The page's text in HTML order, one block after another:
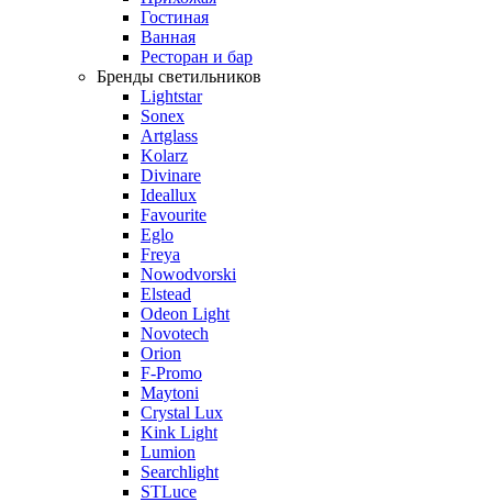
Гостиная
Ванная
Ресторан и бар
Бренды светильников
Lightstar
Sonex
Artglass
Kolarz
Divinare
Ideallux
Favourite
Eglo
Freya
Nowodvorski
Elstead
Odeon Light
Novotech
Orion
F-Promo
Maytoni
Crystal Lux
Kink Light
Lumion
Searchlight
STLuce